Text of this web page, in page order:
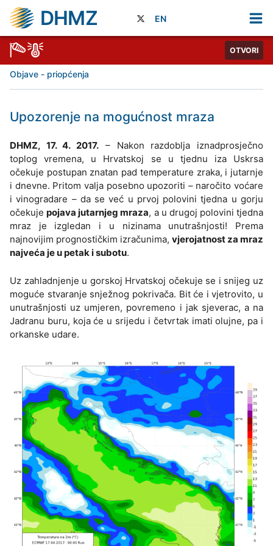
DHMZ EN
OTVORI
Objave - priopćenja
Upozorenje na mogućnost mraza
DHMZ, 17. 4. 2017. – Nakon razdoblja iznadprosječno
toplog vremena, u Hrvatskoj se u tjednu iza Uskrsa
očekuje postupan znatan pad temperature zraka, i jutarnje
i dnevne. Pritom valja posebno upozoriti – naročito voćare
i vinogradare – da se već u prvoj polovini tjedna u gorju
očekujepojava jutarnjeg mraza, a u drugoj polovini tjedna
mraz je izgledan i u nizinama unutrašnjosti! Prema
najnovijim prognostičkim izračunima, vjerojatnost za mraz
najveća je u petak i subotu.
Uz zahladnjenje u gorskoj Hrvatskoj očekuje se i snijeg uz
moguće stvaranje snježnog pokrivača. Bit će i vjetrovito, u
unutrašnjosti uz umjeren, povremeno i jak sjeverac, a na
Jadranu buru, koja će u srijedu i četvrtak imati olujne, pa i
orkanske udare.